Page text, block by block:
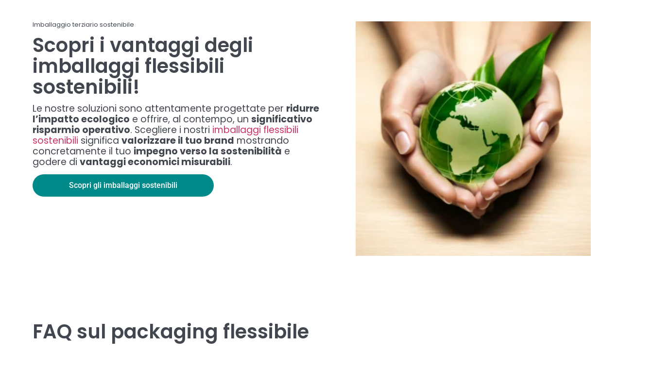
Imballaggio terziario sostenibile
Scopri i vantaggi degli
imballaggi flessibili
sostenibili!
Le nostre soluzioni sono attentamente progettate per ridurre
l’impatto ecologico e offrire, al contempo, unsignificativo
risparmio operativo. Scegliere i nostri imballaggi flessibili
sostenibili significavalorizzare il tuo brand mostrando
concretamente il tuo impegno verso la sostenibilità e
godere divantaggi economici misurabili.
Scopri gli imballaggi sostenibili
FAQ sul packaging flessibile